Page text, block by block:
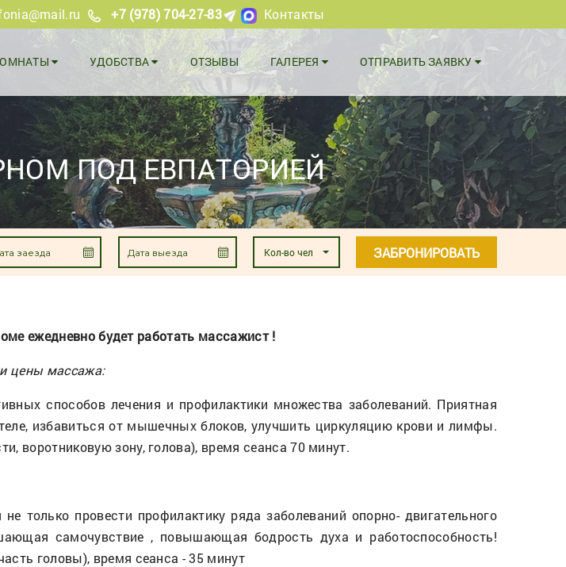
+7 (978) 704-27-83 Контакты
УДОБСТВА ОТЗЫВЫ ГАЛЕРЕЯ ОТПРАВИТЬ ЗАЯВКУ
ПОД ЕВПАТОРИЕЙ
Кол-во чел ЗАБРОНИРОВАТЬ
ежедневно будет работать массажист !
цены массажа:
способов лечения и профилактики множества заболеваний. Приятная
избавиться от мышечных блоков, улучшить циркуляцию крови и лимфы.
воротниковую зону, голова), время сеанса 70 минут.
только провести профилактику ряда заболеваний опорно- двигательного
самочувствие , повышающая бодрость духа и работоспособность!
головы), время сеанса - 35 минут